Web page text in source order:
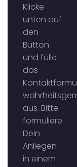
Klicke
unten auf
den
Button
und fülle
das
aus. Bitte
formuliere
Dein
Anliegen
in einem